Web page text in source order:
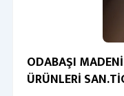
ODABAŞI
ÜRÜNLERİ